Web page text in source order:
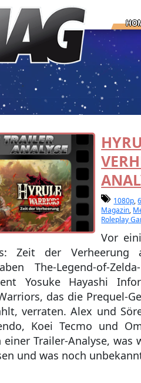
1080p,
Magazin,
Roleplay
Vor
Zeit der Verheerung
The-Legend-of-
Yosuke Hayashi
das die Prequel-
verraten. Alex und
Koei Tecmo und
Trailer-Analyse,
und was noch